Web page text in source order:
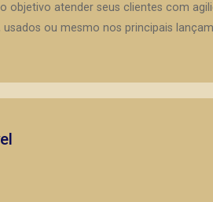
objetivo atender seus clientes com
ou mesmo nos principais